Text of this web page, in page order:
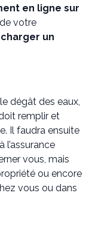
en ligne sur
votre
un
dégât des eaux,
remplir et
Il faudra ensuite
l’assurance
vous, mais
ou encore
vous ou dans